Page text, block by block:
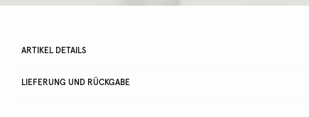
ARTIKEL DETAILS
LIEFERUNG UND RÜCKGABE